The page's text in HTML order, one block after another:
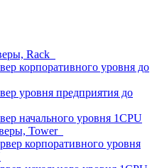
Rack
корпоративного уровня до
уровня предприятия до
начального уровня 1CPU
Tower
корпоративного уровня